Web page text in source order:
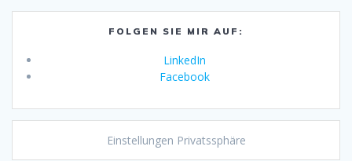
FOLGEN SIE MIR AUF:
LinkedIn
Facebook
Einstellungen Privatssphäre